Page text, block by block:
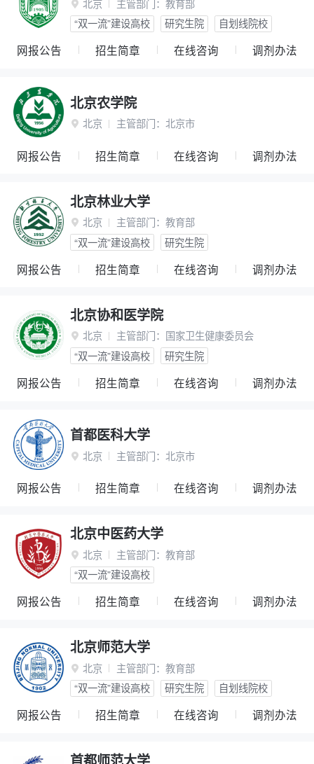
 北京 主管部门： 教育部
“双一流”建设高校
研究生院 自划线院校
网报公告 招生简章 在线咨询 调剂办法
北京农学院
 北京 主管部门： 北京市
网报公告 招生简章 在线咨询 调剂办法
北京林业大学
 北京 主管部门： 教育部
“双一流”建设高校
研究生院
网报公告 招生简章 在线咨询 调剂办法
北京协和医学院
 北京 主管部门： 国家卫生健康委员会
“双一流”建设高校
研究生院
网报公告 招生简章 在线咨询 调剂办法
首都医科大学
 北京 主管部门： 北京市
网报公告 招生简章 在线咨询 调剂办法
北京中医药大学
 北京 主管部门： 教育部
“双一流”建设高校
网报公告 招生简章 在线咨询 调剂办法
北京师范大学
 北京 主管部门： 教育部
“双一流”建设高校
研究生院 自划线院校
网报公告 招生简章 在线咨询 调剂办法